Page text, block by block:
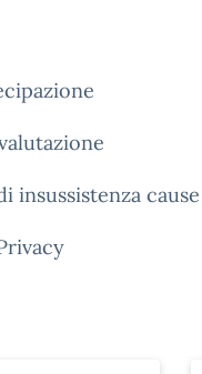
insussistenza